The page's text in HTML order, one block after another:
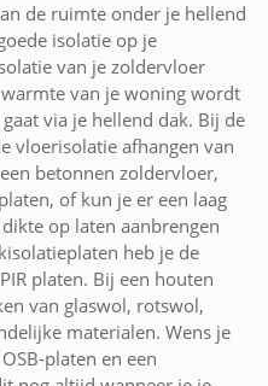
de ruimte onder je hellend
isolatie op je
van je zoldervloer
van je woning wordt
via je hellend dak. Bij de
vloerisolatie afhangen van
betonnen zoldervloer,
of kun je er een laag
op laten aanbrengen
heb je de
platen. Bij een houten
van glaswol, rotswol,
materialen. Wens je
platen en een